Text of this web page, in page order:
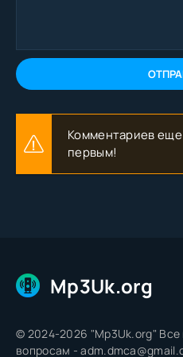
Комментариев
первым!
Mp3Uk.org
© 2024-2026 "Mp3Uk.org"
вопросам -